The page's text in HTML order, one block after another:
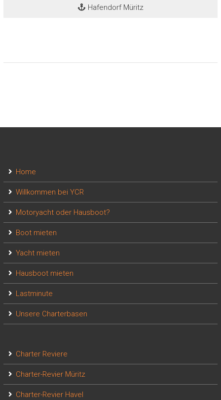
Hafendorf Müritz
Home
Willkommen bei YCR
Motoryacht oder Hausboot?
Boot mieten
Yacht mieten
Hausboot mieten
Lastminute
Unsere Charterbasen
Charter Reviere
Charter-Revier Müritz
Charter-Revier Havel